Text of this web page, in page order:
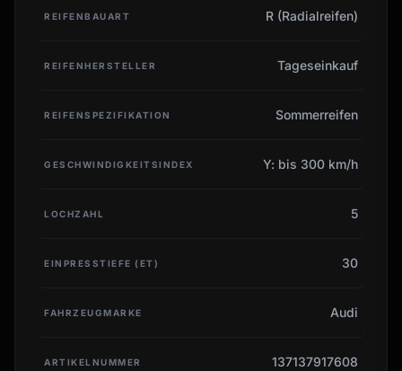
REIFENBAUART R (Radialreifen)
REIFENHERSTELLER Tageseinkauf
REIFENSPEZIFIKATION Sommerreifen
GESCHWINDIGKEITSINDEX Y: bis 300 km/h
LOCHZAHL 5
EINPRESSTIEFE (ET) 30
FAHRZEUGMARKE Audi
ARTIKELNUMMER 137137917608